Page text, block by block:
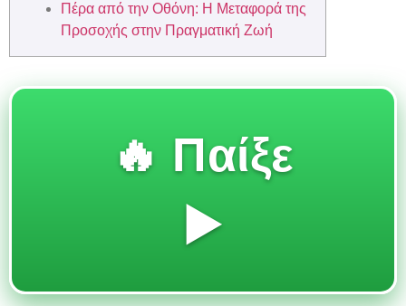
Πέρα από την Οθόνη: Η Μεταφορά της
Προσοχής στην Πραγματική Ζωή
🔥 Παίξε
▶️